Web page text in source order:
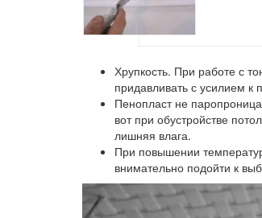
Хрупкость. При работе с
придавливать с усилием к
Пенопласт не
вот при обустройстве
лишняя влага.
При повышении
внимательно подойти к